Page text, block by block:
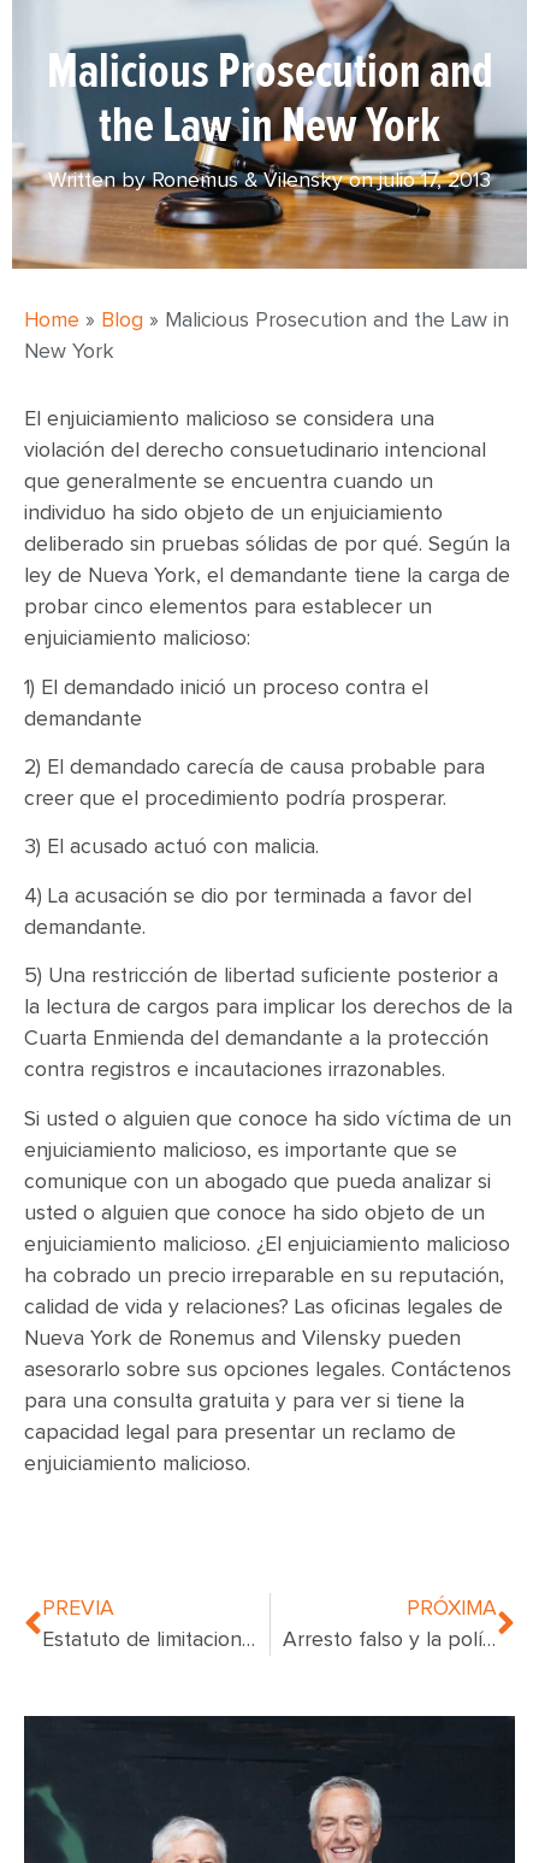
Malicious Prosecution and
the Law in New York
Written by Ronemus & Vilensky onjulio 17, 2013
Home » Blog » Malicious Prosecution and the Law in
New York
El enjuiciamiento malicioso se considera una
violación del derecho consuetudinario intencional
que generalmente se encuentra cuando un
individuo ha sido objeto de un enjuiciamiento
deliberado sin pruebas sólidas de por qué. Según la
ley de Nueva York, el demandante tiene la carga de
probar cinco elementos para establecer un
enjuiciamiento malicioso:
1) El demandado inició un proceso contra el
demandante
2) El demandado carecía de causa probable para
creer que el procedimiento podría prosperar.
3) El acusado actuó con malicia.
4) La acusación se dio por terminada a favor del
demandante.
5) Una restricción de libertad suficiente posterior a
la lectura de cargos para implicar los derechos de la
Cuarta Enmienda del demandante a la protección
contra registros e incautaciones irrazonables.
Si usted o alguien que conoce ha sido víctima de un
enjuiciamiento malicioso, es importante que se
comunique con un abogado que pueda analizar si
usted o alguien que conoce ha sido objeto de un
enjuiciamiento malicioso. ¿El enjuiciamiento malicioso
ha cobrado un precio irreparable en su reputación,
calidad de vida y relaciones? Las oficinas legales de
Nueva York de Ronemus and Vilensky pueden
asesorarlo sobre sus opciones legales. Contáctenos
para una consulta gratuita y para ver si tiene la
capacidad legal para presentar un reclamo de
enjuiciamiento malicioso.
PREVIA
Estatuto de limitaciones de negligencia médica de Nueva York y la Ley de Lavern
PRÓXIMA
Arresto falso y la política de detención y registro de la policía de Nueva York